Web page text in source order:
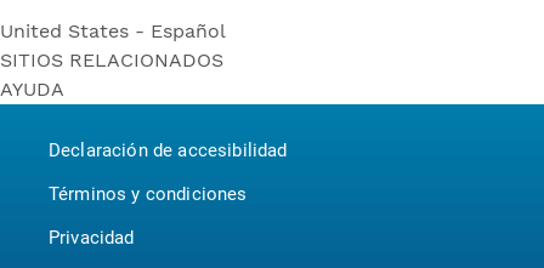
United States - Español
United States - Español
United States - English
Canada - Français
SITIOS RELACIONADOS
Bounty
P&G BrandSaver
Pampers
AYUDA
Declaración de accesibilidad
Términos y condiciones
Privacidad